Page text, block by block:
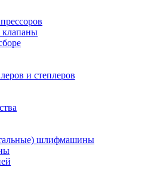
и степлеров
шлифмашины